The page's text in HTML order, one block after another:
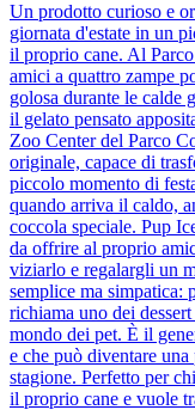
Un prodotto curioso e
giornata d'estate in un
il proprio cane. Al
amici a quattro zampe
golosa durante le calde
il gelato pensato
Zoo Center del Parco
originale, capace di
piccolo momento di
quando arriva il caldo,
coccola speciale. Pup
da offrire al proprio
viziarlo e regalargli un
semplice ma simpatica:
richiama uno dei
mondo dei pet. È il
e che può diventare
stagione. Perfetto per
il proprio cane e vuole